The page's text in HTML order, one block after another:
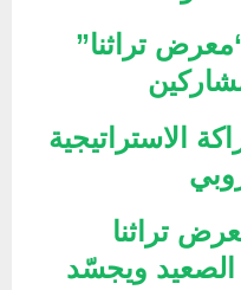
تراثنا”
الاستراتيجية
تراثنا
ويجسّد